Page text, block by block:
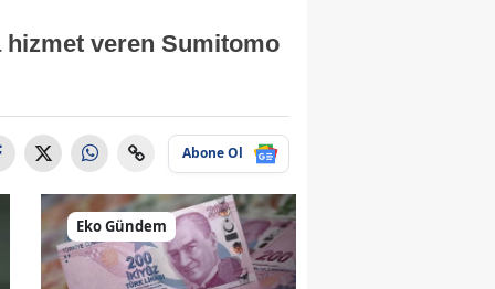
hizmet veren Sumitomo
Abone Ol
Eko Gündem